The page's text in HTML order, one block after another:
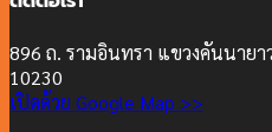
896 ถ. รามอินทรา แขวงคันนาย
10230
เปิดด้วย Google Map >>